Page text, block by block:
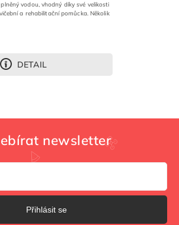
DETAIL
vodou, vhodný díky své velikosti
a rehabilitační pomůcka. Několik
newsletter
Přihlásit se